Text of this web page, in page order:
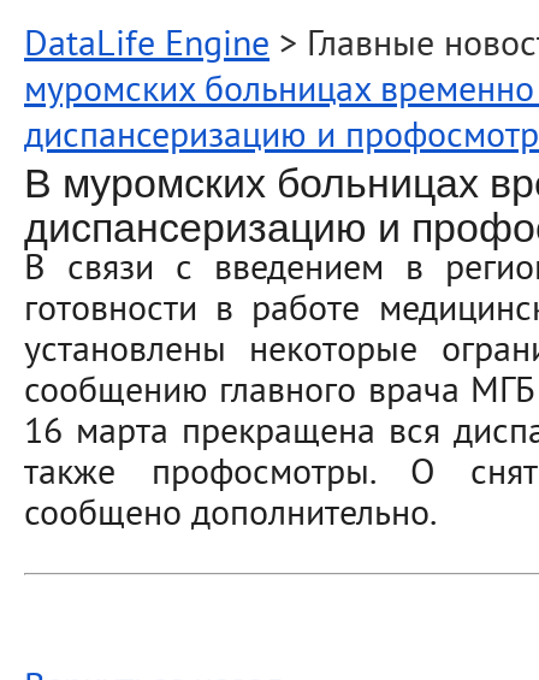
DataLife Engine > Главные
муромских больницах
диспансеризацию и
В муромских больницах
диспансеризацию и
В связи с введением в
готовности в работе
установлены некоторые
сообщению главного врача
16 марта прекращена вся
также профосмотры. О
сообщено дополнительно.